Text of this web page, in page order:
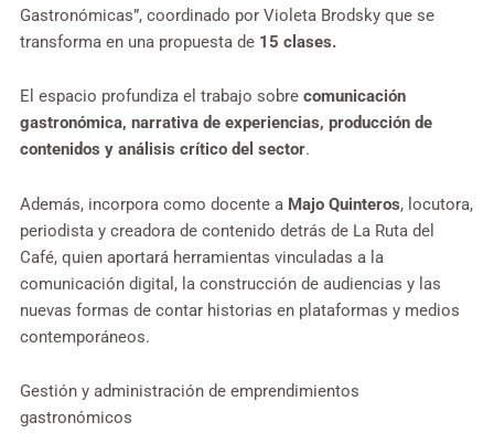
Gastronómicas”, coordinado por Violeta Brodsky que se
transforma en una propuesta de 15 clases.
El espacio profundiza el trabajo sobre comunicación
gastronómica, narrativa de experiencias, producción de
contenidos y análisis crítico del sector.
Además, incorpora como docente a Majo Quinteros, locutora,
periodista y creadora de contenido detrás de La Ruta del
Café, quien aportará herramientas vinculadas a la
comunicación digital, la construcción de audiencias y las
nuevas formas de contar historias en plataformas y medios
contemporáneos.
Gestión y administración de emprendimientos
gastronómicos